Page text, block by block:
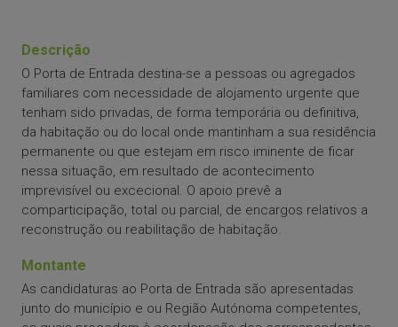
Descrição
O Porta de Entrada destina-se a pessoas ou agregados
familiares com necessidade de alojamento urgente que
tenham sido privadas, de forma temporária ou definitiva,
da habitação ou do local onde mantinham a sua residência
permanente ou que estejam em risco iminente de ficar
nessa situação, em resultado de acontecimento
imprevisível ou excecional. O apoio prevê a
comparticipação, total ou parcial, de encargos relativos a
reconstrução ou reabilitação de habitação.
Montante
As candidaturas ao Porta de Entrada são apresentadas
junto do município e ou Região Autónoma competentes,